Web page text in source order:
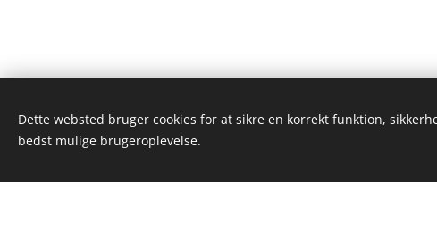
Alex Wieseltier - Uredte tanker
Alle rettigheder forbeholdes 2019
Dette websted bruger cookies for at sikre en korrekt funktion,
bedst mulige brugeroplevelse.